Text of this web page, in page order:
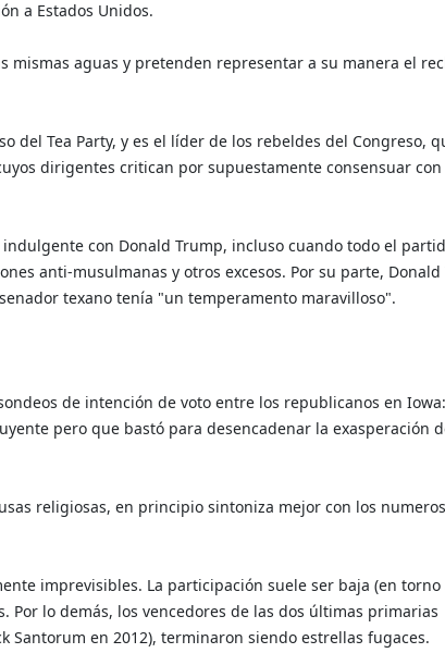
a Estados Unidos.
mismas aguas y pretenden representar a su manera el
del Tea Party, y es el líder de los rebeldes del Congreso,
dirigentes critican por supuestamente consensuar con
con Donald Trump, incluso cuando todo el
anti-musulmanas y otros excesos. Por su parte, Donald
texano tenía "un temperamento maravilloso".
de intención de voto entre los republicanos en
pero que bastó para desencadenar la exasperación
religiosas, en principio sintoniza mejor con los
imprevisibles. La participación suele ser baja (en torno
Por lo demás, los vencedores de las dos últimas primarias
Santorum en 2012), terminaron siendo estrellas fugaces.